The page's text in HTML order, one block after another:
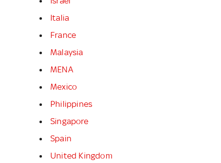
Italia
France
Malaysia
MENA
Mexico
Philippines
Singapore
Spain
United Kingdom